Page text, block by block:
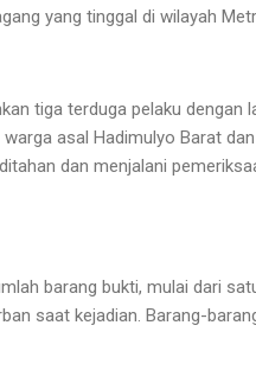
yang tinggal di wilayah
tiga terduga pelaku dengan
asal Hadimulyo Barat
dan menjalani
barang bukti, mulai dari
saat kejadian. Barang-